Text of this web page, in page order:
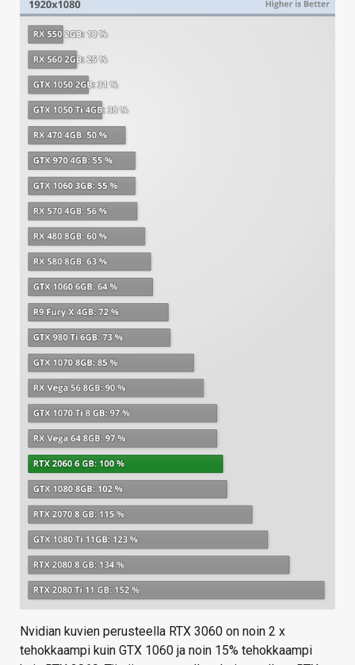
Nvidian kuvien perusteella RTX 3060 on noin 2 x
tehokkaampi kuin GTX 1060 ja noin 15% tehokkaampi